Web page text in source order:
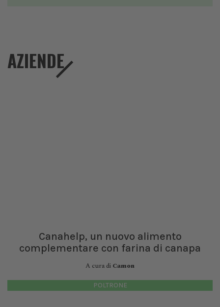
AZIENDE
Canahelp, un nuovo alimento
complementare con farina di canapa
A cura di Camon
POLTRONE